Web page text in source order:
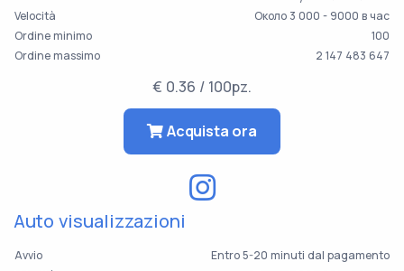
Velocità
Около 3 000 - 9000 в час
Ordine minimo
100
Ordine massimo
2 147 483 647
€ 0.36 / 100pz.
Acquista ora
Auto visualizzazioni
Avvio
Entro 5-20 minuti dal pagamento